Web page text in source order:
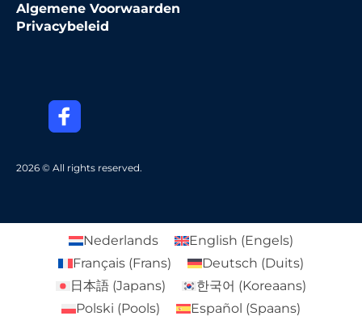
2026 © All rights reserved.
Algemene Voorwaarden
Privacybeleid
Nederlands English (Engels)
Français (Frans) Deutsch (Duits)
日本語 (Japans) 한국어 (Koreaans)
Polski (Pools) Español (Spaans)